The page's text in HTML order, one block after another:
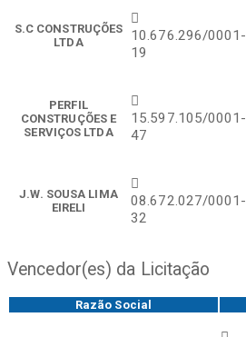
S.C CONSTRUÇÕES
LTDA
10.676.296/0001-
19
PERFIL
CONSTRUÇÕES E
SERVIÇOS LTDA
15.597.105/0001-
47
J.W. SOUSA LIMA
EIRELI
08.672.027/0001-
32
Vencedor(es) da Licitação
Razão Social